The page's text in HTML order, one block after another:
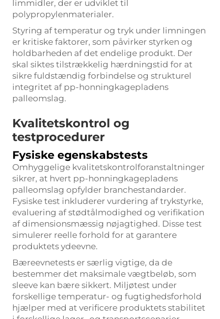
limmidler, der er udviklet til
polypropylenmaterialer.
Styring af temperatur og tryk under limningen
er kritiske faktorer, som påvirker styrken og
holdbarheden af det endelige produkt. Der
skal siktes tilstrækkelig hærdningstid for at
sikre fuldstændig forbindelse og strukturel
integritet af pp-honningkagepladens
palleomslag.
Kvalitetskontrol og
testprocedurer
Fysiske egenskabstests
Omhyggelige kvalitetskontrolforanstaltninger
sikrer, at hvert pp-honningkagepladens
palleomslag opfylder branchestandarder.
Fysiske test inkluderer vurdering af trykstyrke,
evaluering af stødtålmodighed og verifikation
af dimensionsmæssig nøjagtighed. Disse test
simulerer reelle forhold for at garantere
produktets ydeevne.
Bæreevnetests er særlig vigtige, da de
bestemmer det maksimale vægtbeløb, som
sleeve kan bære sikkert. Miljøtest under
forskellige temperatur- og fugtighedsforhold
hjælper med at verificere produktets stabilitet